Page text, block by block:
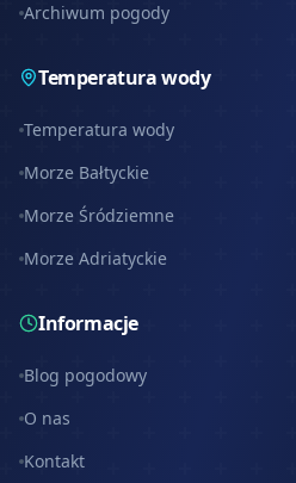
Archiwum pogody
Temperatura wody
Temperatura wody
Morze Bałtyckie
Morze Śródziemne
Morze Adriatyckie
Informacje
Blog pogodowy
O nas
Kontakt